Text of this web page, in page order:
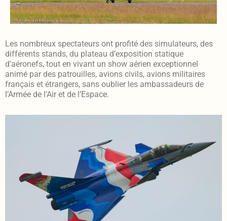
Les nombreux spectateurs ont profité des simulateurs, des
différents stands, du plateau d’exposition statique
d’aéronefs, tout en vivant un show aérien exceptionnel
animé par des patrouilles, avions civils, avions militaires
français et étrangers, sans oublier les ambassadeurs de
l’Armée de l’Air et de l’Espace.